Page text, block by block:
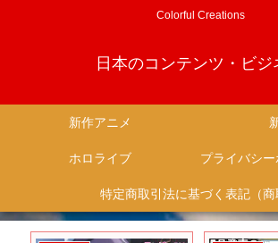
Colorful Creations
日本のコンテンツ・ビジ
新作アニメ
ホロライブ